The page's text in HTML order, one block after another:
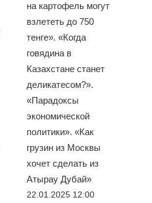
на картофель могут
взлететь до 750
тенге». «Когда
говядина в
Казахстане станет
деликатесом?».
«Парадоксы
экономической
политики». «Как
грузин из Москвы
хочет сделать из
Атырау Дубай»
22.01.2025 12:00